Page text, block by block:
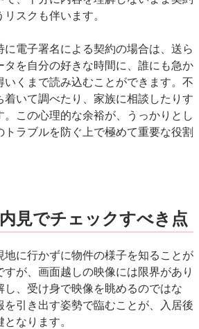
スクも伴います。
電子署名による契約の場合は、送ら
タを自分の好きな時間に、誰にも急か
いくまで読み込むことができます。不
着いて調べたり、家族に相談したりす
。この心理的な余裕が、うっかりとし
トラブルを防ぐ上で極めて重要な役割
見でチェックすべき点
地に行かずに物件の様子を知ることが
が、画面越しの映像には限界があり
し、受け身で映像を眺めるのではな
を引き出す姿勢で臨むことが、入居後
なります。